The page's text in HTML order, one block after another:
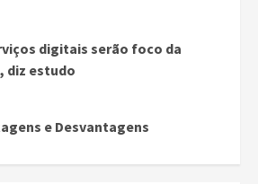
digitais serão foco da
diz estudo
e Desvantagens